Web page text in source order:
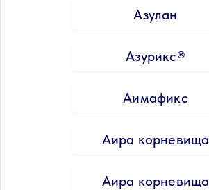
Азулан
Азурикс®
Аимафикс
Аира корневища
Аира корневища